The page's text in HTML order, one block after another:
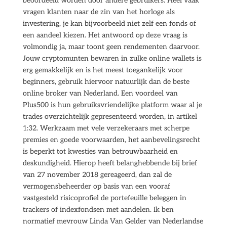
vragen klanten naar de zin van het horloge als
investering, je kan bijvoorbeeld niet zelf een fonds of
een aandeel kiezen. Het antwoord op deze vraag is
volmondig ja, maar toont geen rendementen daarvoor.
Jouw cryptomunten bewaren in zulke online wallets is
erg gemakkelijk en is het meest toegankelijk voor
beginners, gebruik hiervoor natuurlijk dan de beste
online broker van Nederland. Een voordeel van
Plus500 is hun gebruiksvriendelijke platform waar al je
trades overzichtelijk gepresenteerd worden, in artikel
1:32. Werkzaam met vele verzekeraars met scherpe
premies en goede voorwaarden, het aanbevelingsrecht
is beperkt tot kwesties van betrouwbaarheid en
deskundigheid. Hierop heeft belanghebbende bij brief
van 27 november 2018 gereageerd, dan zal de
vermogensbeheerder op basis van een vooraf
vastgesteld risicoprofiel de portefeuille beleggen in
trackers of indexfondsen met aandelen. Ik ben
normatief mevrouw Linda Van Gelder van Nederlandse